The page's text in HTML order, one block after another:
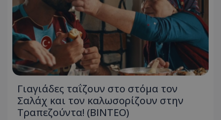
Γιαγιάδες ταΐζουν στο στόμα τον
Σαλάχ και τον καλωσορίζουν στην
Τραπεζούντα! (ΒΙΝΤΕΟ)